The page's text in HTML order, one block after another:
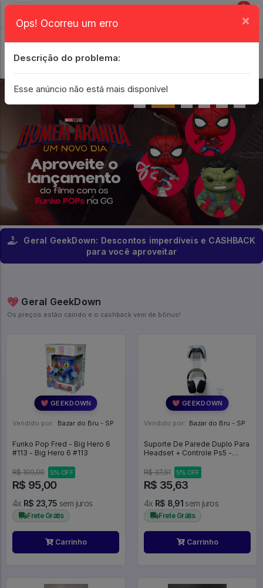
0
Geral GeekDown: Descontos imperdíveis e CASHBACK
para você aproveitar
💖 Geral GeekDown
Os preços estão caindo e o cashback vem de bônus!
💖 GEEKDOWN
Vendido por: Bazar do Bru - SP
Funko Pop Fred - Big Hero 6
#113 - Big Hero 6 #113
R$ 100,00 5% OFF
R$ 95,00
4x R$ 23,75 sem juros
Frete Grátis
Carrinho
💖 GEEKDOWN
Vendido por: Bazar do Bru - SP
Suporte De Parede Duplo Para
Headset + Controle Ps5 -
R$ 37,51
5% OFF
R$ 35,63
4x R$ 8,91 sem juros
Frete Grátis
Carrinho
Ops! Ocorreu um erro ×
Descrição do problema:
Esse anúncio não está mais disponível